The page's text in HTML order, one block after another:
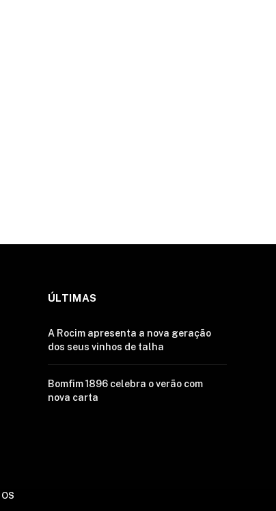
ÚLTIMAS
A Rocim apresenta a nova geração
dos seus vinhos de talha
Bomfim 1896 celebra o verão com
nova carta